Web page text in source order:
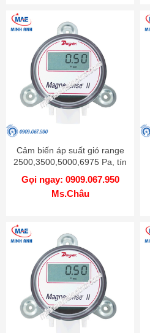
Cảm biến áp suất gió range
2500,3500,5000,6975 Pa, tín
hiệu 0-10V hoặc 4-20mA -
Model MS2 W103
Gọi ngay: 0909.067.950
Ms.Châu